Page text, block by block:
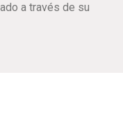
a través de su